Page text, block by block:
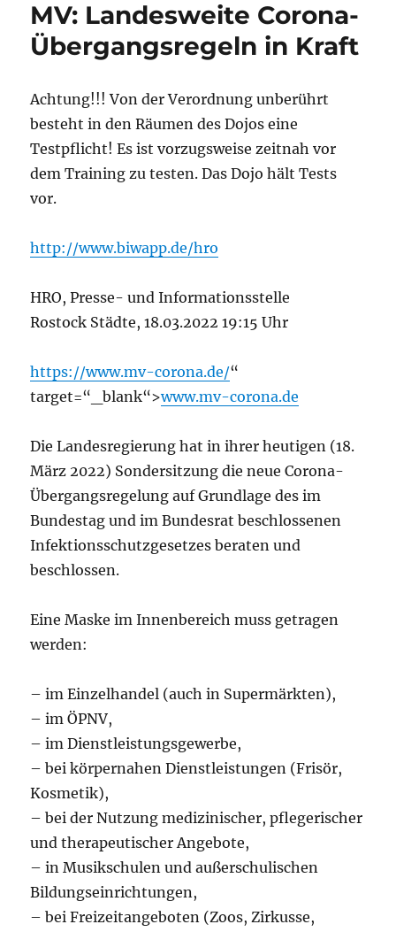
günstig
–
Hochschulsport
MV: Landesweite Corona-
Übergangsregeln in Kraft
Achtung!!! Von der Verordnung unberührt
besteht in den Räumen des Dojos eine
Testpflicht! Es ist vorzugsweise zeitnah vor
dem Training zu testen. Das Dojo hält Tests
vor.
http://www.biwapp.de/hro
HRO, Presse- und Informationsstelle
Rostock Städte, 18.03.2022 19:15 Uhr
https://www.mv-corona.de/“
target=“_blank“>www.mv-corona.de
Die Landesregierung hat in ihrer heutigen (18.
März 2022) Sondersitzung die neue Corona-
Übergangsregelung auf Grundlage des im
Bundestag und im Bundesrat beschlossenen
Infektionsschutzgesetzes beraten und
beschlossen.
Eine Maske im Innenbereich muss getragen
werden:
– im Einzelhandel (auch in Supermärkten),
– im ÖPNV,
– im Dienstleistungsgewerbe,
– bei körpernahen Dienstleistungen (Frisör,
Kosmetik),
– bei der Nutzung medizinischer, pflegerischer
und therapeutischer Angebote,
– in Musikschulen und außerschulischen
Bildungseinrichtungen,
– bei Freizeitangeboten (Zoos, Zirkusse,